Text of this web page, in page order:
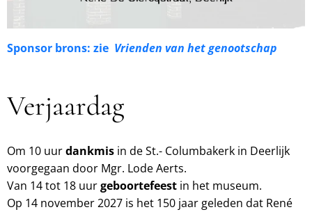
Sponsor brons: zie Vrienden van het genootschap
Verjaardag
Om 10 uurdankmis in de St.- Columbakerk in Deerlijk
voorgegaan door Mgr. Lode Aerts.
Van 14 tot 18 uurgeboortefeest in het museum.
Op 14 november 2027 is het 150 jaar geleden dat René